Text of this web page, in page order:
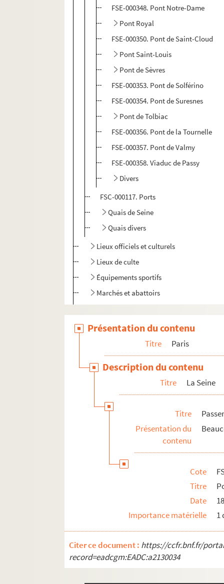
FSE-000348. Pont Notre-Dame
Pont Royal
FSE-000350. Pont de Saint-Cloud
Pont Saint-Louis
Pont de Sèvres
FSE-000353. Pont de Solférino
FSE-000354. Pont de Suresnes
Pont de Tolbiac
FSE-000356. Pont de la Tournelle
FSE-000357. Pont de Valmy
FSE-000358. Viaduc de Passy
Divers
FSC-000117. Ports
Quais de Seine
Quais divers
Lieux officiels et culturels
Lieux de culte
Équipements sportifs
Marchés et abattoirs
Divers
Présentation du contenu
Titre Paris
Description du contenu
Titre La Seine
Titre
Présentation du
contenu
Cote
Titre
Date
Importance matérielle
1
Citer ce document : https://ccfr.bnf.fr/
record=eadcgm:EADC:a2130034